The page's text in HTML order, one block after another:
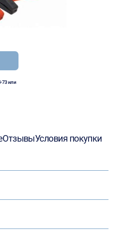
73или
ОтзывыУсловия покупки